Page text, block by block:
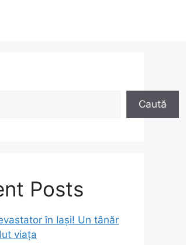
Caută
Posts
în Iași! Un tânăr
viața